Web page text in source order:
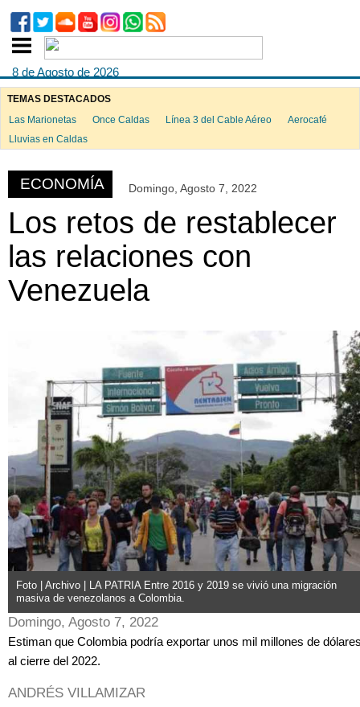
8 de Agosto de 2026
TEMAS DESTACADOS
Las Marionetas
Once Caldas Línea 3 del Cable Aéreo
Aerocafé
Lluvias en Caldas
ECONOMÍA Domingo, Agosto 7, 2022
Los retos de restablecer
las relaciones con
Venezuela
Foto | Archivo | LA PATRIA Entre 2016 y 2019 se vivió una migración
masiva de venezolanos a Colombia.
Domingo, Agosto 7, 2022
Estiman que Colombia podría exportar unos mil millones de
al cierre del 2022.
ANDRÉS VILLAMIZAR